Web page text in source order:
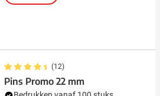
(12)
Pins Promo 22 mm